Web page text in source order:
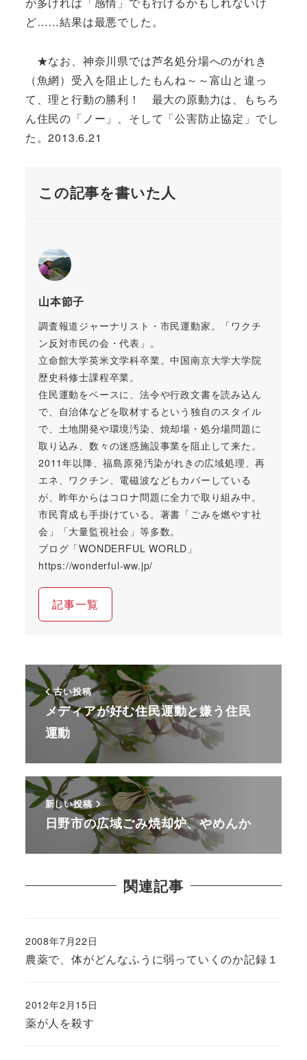
ど……結果は最悪でした。
★なお、神奈川県では芦名処分場へのがれき
（魚網）受入を阻止したもんね～～富山と違っ
て、理と行動の勝利！ 最大の原動力は、もちろ
ん住民の「ノー」、そして「公害防止協定」でし
た。2013.6.21
この記事を書いた人
山本節子
調査報道ジャーナリスト・市民運動家。「ワクチ
ン反対市民の会・代表」。
立命館大学英米文学科卒業。中国南京大学大学院
歴史科修士課程卒業。
住民運動をベースに、法令や行政文書を読み込ん
で、自治体などを取材するという独自のスタイル
で、土地開発や環境汚染、焼却場・処分場問題に
取り込み、数々の迷惑施設事業を阻止して来た。
2011年以降、福島原発汚染がれきの広域処理、再
エネ、ワクチン、電磁波などもカバーしている
が、昨年からはコロナ問題に全力で取り組み中。
市民育成も手掛けている。著書「ごみを燃やす社
会」「大量監視社会」等多数。
ブログ「WONDERFUL WORLD」
https://wonderful-ww.jp/
記事一覧
古い投稿
メディアが好む住民運動と嫌う住民
運動
新しい投稿
日野市の広域ごみ焼却炉、やめんか
関連記事
農薬で、体がどんなふうに弱っていくのか記録１
2008年7月22日
薬が人を殺す
2012年2月15日